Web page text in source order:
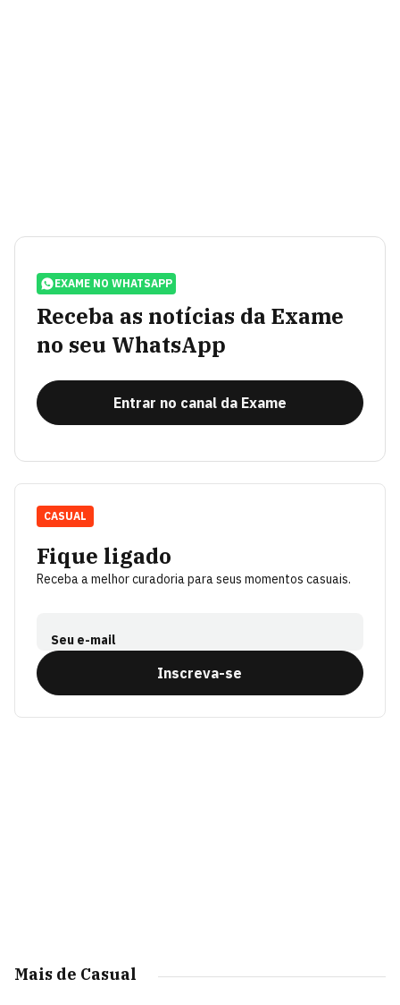
EXAME NO WHATSAPP
Receba as notícias da Exame
no seu WhatsApp
Entrar no canal da Exame
Fique ligado
Receba a melhor curadoria para seus momentos casuais.
Seu e-mail
Inscreva-se
CASUAL
Mais de Casual